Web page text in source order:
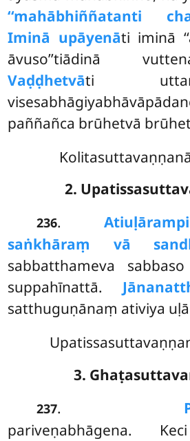
‘‘mahābhiññatanti
Iminā upāyenāti iminā
āvuso’’tiādinā
Vaḍḍhetvāti
paññañca brūhetvā
2.
236. Atiuḷārampi
saṅkhāraṃ vā
sabbatthameva
suppahīnattā.
satthuguṇānaṃ ativiya
3.
237.
pariveṇabhāgena.